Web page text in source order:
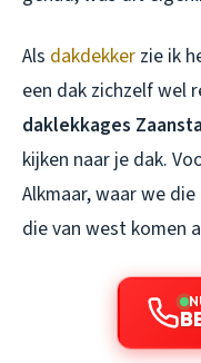
Als dakdekker zie ik
een dak zichzelf wel
daklekkages
kijken naar je dak.
Alkmaar, waar we
die van west komen